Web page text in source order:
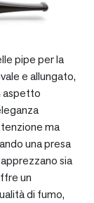
pipe per la
e allungato,
aspetto
ma
una presa
sia
un
di fumo,